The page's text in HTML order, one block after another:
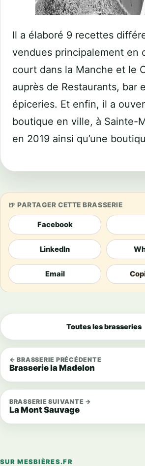
Il a élaboré 9 recettes
vendues principalement en
court dans la Manche et le
auprès de Restaurants, bar
épiceries. Et enfin, il a
boutique en ville, à Sainte-
en 2019 ainsi qu’une
PARTAGER CETTE BRASSERIE
Facebook
LinkedIn
Email
← BRASSERIE PRÉCÉDENTE
Brasserie la Madelon
Toutes les brasseries
BRASSERIE SUIVANTE →
La Mont Sauvage
SUR MESBIÈRES.FR